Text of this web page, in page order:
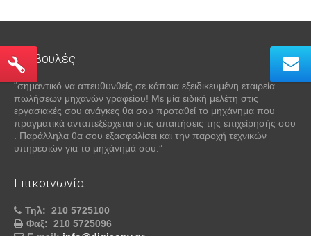
Συμβουλές
“σημαντικό να απευθυνθείς σε κάποια εξειδικευμένη εταιρεία
πωλήσεων μηχανών γραφείου! Με μία ειδική μελέτη στις
εργασιακές σου ανάγκες θα σου προταθεί το μηχάνημα που
πραγματικά ανταπεξέρχεται στις απαιτήσεις της επιχείρησής σου
. Παράλληλα θα σου εξασφαλίσει και την παροχή τεχνικών
υπηρεσιών για το μηχάνημά σου.”
Επικοινωνία
Τηλ: 210 5725100
Φαξ: 210 5725096
E-mail:info@digicopy.gr